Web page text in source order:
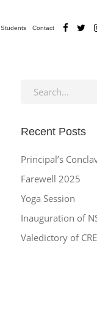
Students Contact
Search
Recent Posts
Principal’s
Farewell 2025
Yoga Session
Inauguration of
Valedictory of